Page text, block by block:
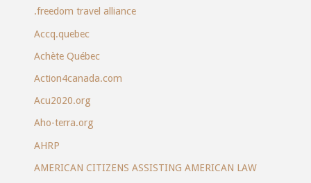
.freedom travel alliance
Accq.quebec
Achète Québec
Action4canada.com
Acu2020.org
Aho-terra.org
AHRP
AMERICAN CITIZENS ASSISTING AMERICAN LAW